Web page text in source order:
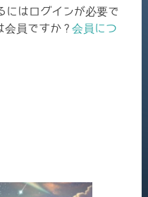
にはログインが必要で
会員ですか ? 会員につ